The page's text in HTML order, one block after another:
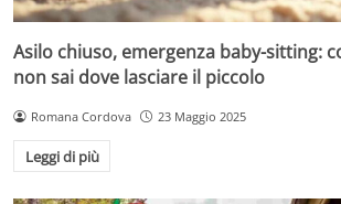
Asilo chiuso, emergenza baby-sitting:
non sai dove lasciare il piccolo
Romana Cordova 23 Maggio 2025
Leggi di più